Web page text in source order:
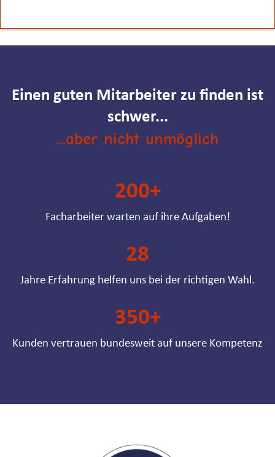
Einen guten Mitarbeiter zu finden ist
schwer...
...aber nicht unmöglich
Facharbeiter warten auf ihre Aufgaben!
200+
Jahre Erfahrung helfen uns bei der richtigen Wahl.
28
Kunden vertrauen bundesweit auf unsere Kompetenz
350+